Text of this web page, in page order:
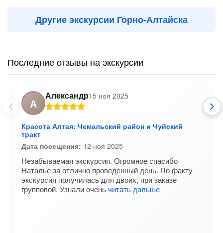
Другие экскурсии Горно-Алтайска
Последние отзывы на экскурсии
А
Александр15 ноя 2025
Красота Алтая: Чемальский район и Чуйский
тракт
Дата посещения: 12 ноя 2025
Незабываемая экскурсия. Огромное спасибо
Наталье за отлично проведенный день. По факту
экскурсия получилась для двоих, при заказе
групповой. Узнали оченьчитать дальше